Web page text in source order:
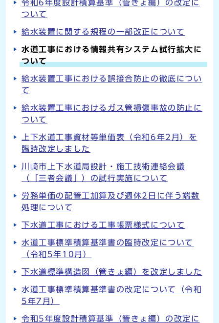
令和6年度設計積算基準（管きょ編）の改定に
ついて
給水装置に関する規程の一部改正について
水道工事における情報共有システム試行拡大に
ついて
給水装置工事における誤接合防止の徹底につい
て
給水装置工事におけるガス管損傷事故の防止に
ついて
上下水道工事資材等単価表（令和6年2月）を
臨時改定しました
川崎市上下水道局設計・施工技術連絡会議
（「三者会議」）の試行実施について
労務単価の配管工加算及び週休2日に伴う端数
処理について
下水道工事における工事帳票様式について
水道工事標準積算基準書の臨時改定について
（令和5年10月）
下水道標準構造図（管きょ編）を改定しました
水道工事標準積算基準書の改定について（令和
5年7月）
令和5年度設計積算基準（管きょ編）の改定に